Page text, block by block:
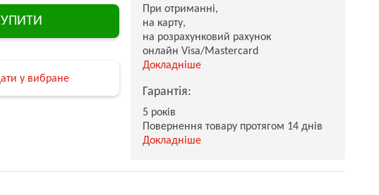
у вибране
При отриманні,
на карту,
на розрахунковий рахунок
онлайн Visa/Mastercard
Докладніше
Гарантія:
5 років
Повернення товару протягом 14 днів
Докладніше